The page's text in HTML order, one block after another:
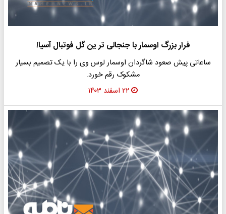
فرار بزرگ اوسمار با جنجالی تر ین گل فوتبال آسیا!
ساعاتی پیش صعود شاگردان اوسمار لوس وی را با یک تصمیم بسیار
مشکوک رقم خورد.
۲۲ اسفند ۱۴۰۳